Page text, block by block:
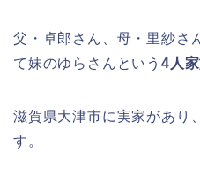
父・卓郎さん、母・里紗さ
て妹のゆらさんという 4人
滋賀県大津市に実家があり
す。